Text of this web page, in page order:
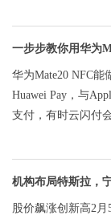
一步步教你用华为
华为Mate20 NFC
Huawei Pay，与
支付，有时云闪付
机构布局特斯拉，
股价飙涨创新高2